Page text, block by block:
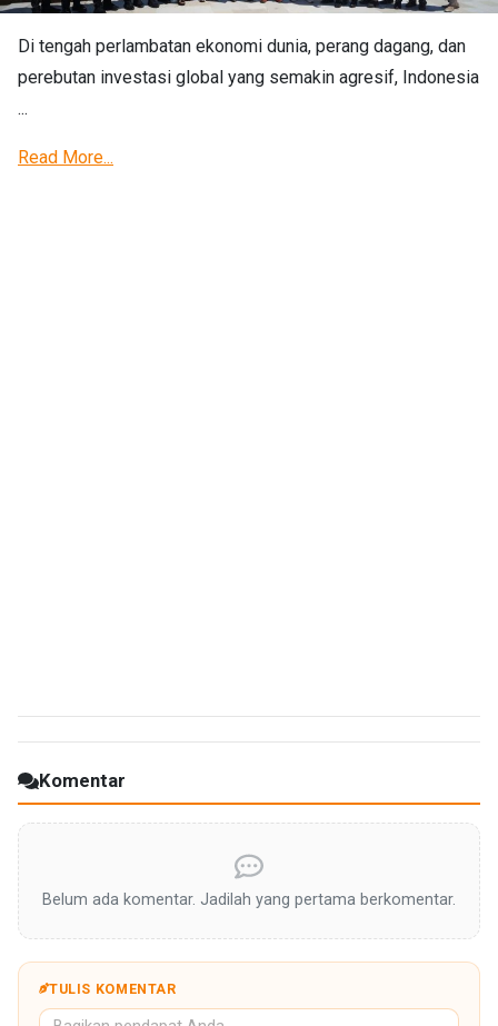
Di tengah perlambatan ekonomi dunia, perang dagang, dan
perebutan investasi global yang semakin agresif, Indonesia
...
Read More...
Komentar
Belum ada komentar. Jadilah yang pertama berkomentar.
TULIS KOMENTAR